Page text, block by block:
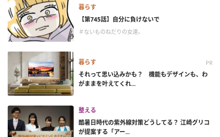
暮らす
【第745話】自分に負けないで
＃ないものねだりの女達。
暮らす PR
それって思い込みかも？ 機能もデザインも、わ
がままを叶えてくれ...
整える
酷暑日時代の紫外線対策どうしてる？ 江崎グリコ
が提案する「アー...